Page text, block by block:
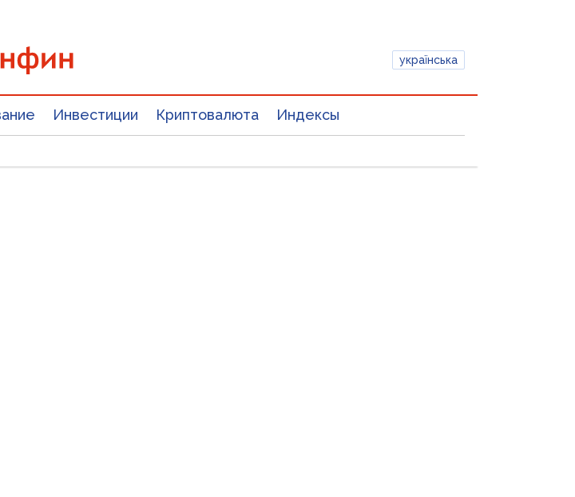
українська
Инвестиции Криптовалюта Индексы